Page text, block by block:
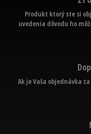
Produkt ktorý ste si
uvedenia dôvodu ho
Ak je Vaša objednávka